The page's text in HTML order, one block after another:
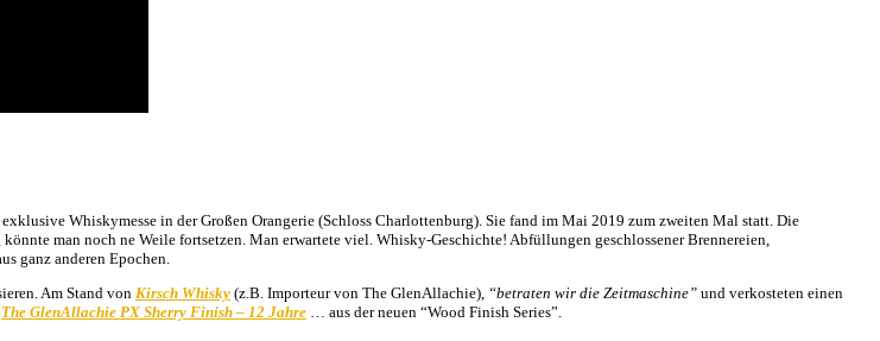
Whiskymesse in der Großen Orangerie (Schloss Charlottenburg). Sie fand im Mai 2019 zum zweiten Mal statt. Die
man noch ne Weile fortsetzen. Man erwartete viel. Whisky-Geschichte! Abfüllungen geschlossener Brennereien,
ganz anderen Epochen.
Am Stand von Kirsch Whisky (z.B. Importeur von The GlenAllachie), “betraten wir die Zeitmaschine” und verkosteten einen
The GlenAllachie PX Sherry Finish – 12 Jahre … aus der neuen “Wood Finish Series”.